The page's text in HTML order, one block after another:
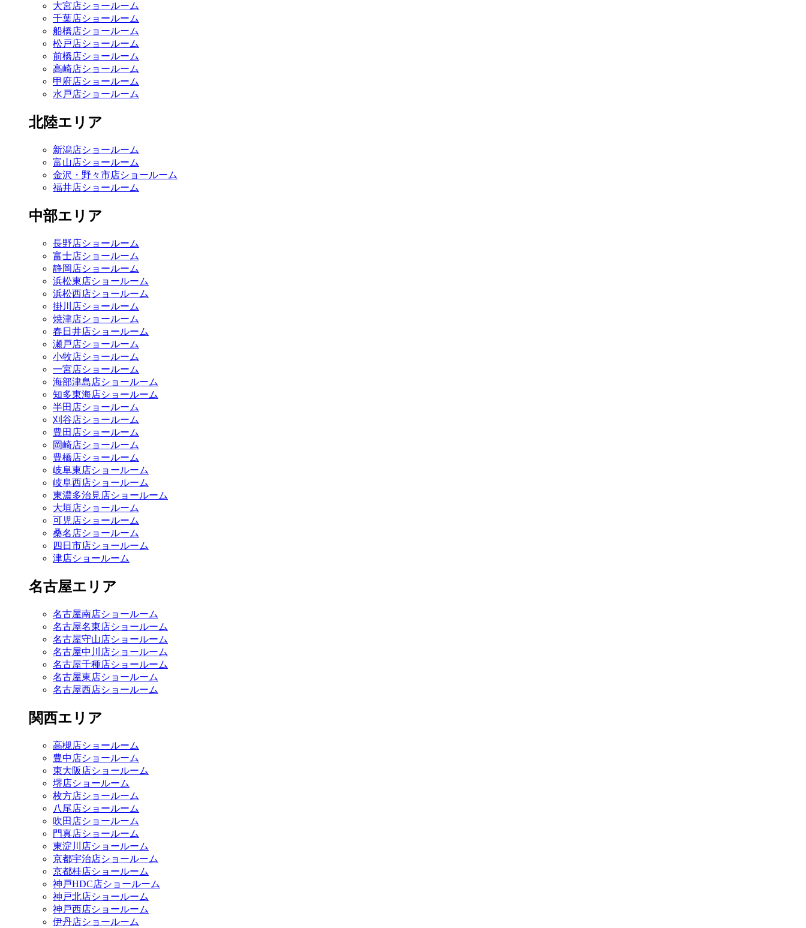
大宮店ショールーム
千葉店ショールーム
船橋店ショールーム
松戸店ショールーム
前橋店ショールーム
高崎店ショールーム
甲府店ショールーム
水戸店ショールーム
北陸エリア
新潟店ショールーム
富山店ショールーム
金沢・野々市店ショールーム
福井店ショールーム
中部エリア
長野店ショールーム
富士店ショールーム
静岡店ショールーム
浜松東店ショールーム
浜松西店ショールーム
掛川店ショールーム
焼津店ショールーム
春日井店ショールーム
瀬戸店ショールーム
小牧店ショールーム
一宮店ショールーム
海部津島店ショールーム
知多東海店ショールーム
半田店ショールーム
刈谷店ショールーム
豊田店ショールーム
岡崎店ショールーム
豊橋店ショールーム
岐阜東店ショールーム
岐阜西店ショールーム
東濃多治見店ショールーム
大垣店ショールーム
可児店ショールーム
桑名店ショールーム
四日市店ショールーム
津店ショールーム
名古屋エリア
名古屋南店ショールーム
名古屋名東店ショールーム
名古屋守山店ショールーム
名古屋中川店ショールーム
名古屋千種店ショールーム
名古屋東店ショールーム
名古屋西店ショールーム
関西エリア
高槻店ショールーム
豊中店ショールーム
東大阪店ショールーム
堺店ショールーム
枚方店ショールーム
八尾店ショールーム
吹田店ショールーム
門真店ショールーム
東淀川店ショールーム
京都宇治店ショールーム
京都桂店ショールーム
神戸HDC店ショールーム
神戸北店ショールーム
神戸西店ショールーム
伊丹店ショールーム